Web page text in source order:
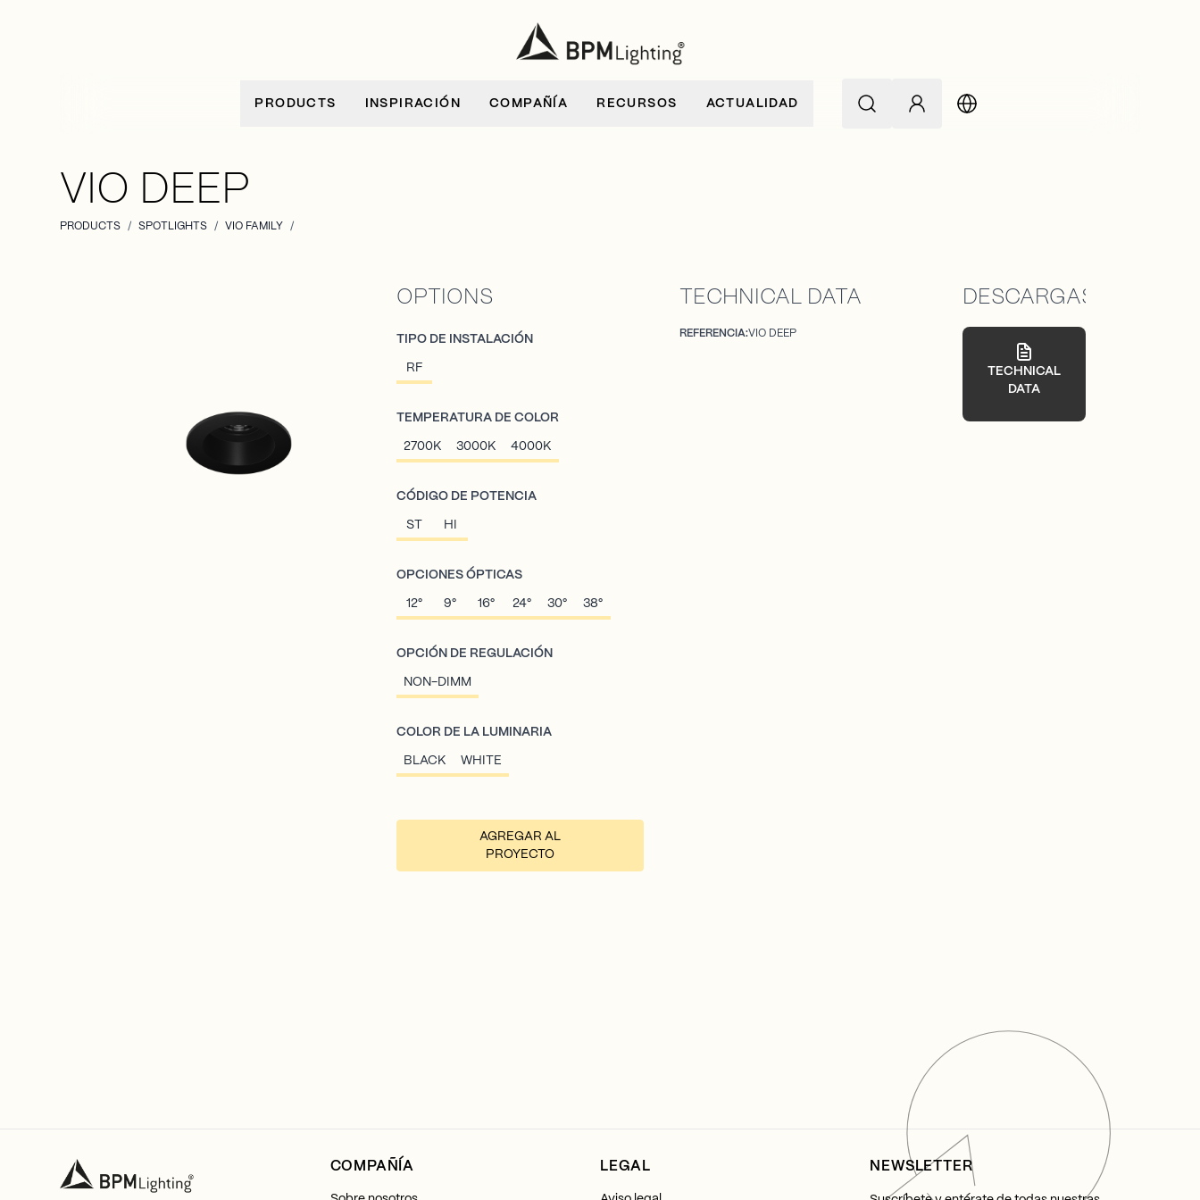
PRODUCTS INSPIRACIÓN COMPAÑÍA RECURSOS ACTUALIDAD
VIO DEEP
PRODUCTS / SPOTLIGHTS / VIO FAMILY /
OPTIONS
TIPO DE INSTALACIÓN
RF
TEMPERATURA DE COLOR
2700K 3000K 4000K
CÓDIGO DE POTENCIA
ST HI
OPCIONES ÓPTICAS
12° 9° 16° 24° 30° 38°
OPCIÓN DE REGULACIÓN
NON-DIMM
COLOR DE LA LUMINARIA
BLACK WHITE
AGREGAR AL
PROYECTO
TECHNICAL DATA
REFERENCIA:VIO DEEP
DESCARGAS
TECHNICAL
DATA
COMPAÑÍA LEGAL NEWSLETTER